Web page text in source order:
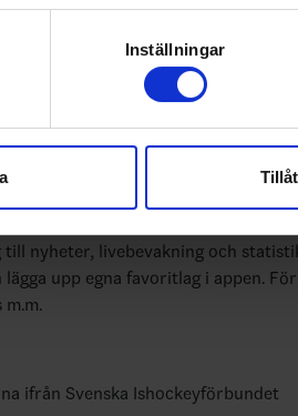
genom att aktivt skanna den för
dina personliga uppgifter behandlas
när som helst från cookie-
för att anpassa innehållet
vår trafik. Vi vidarebefordrar
annons- och analysföretag som
som du har tillhandahållit eller som
Inställningar
officiella app
till nyheter, livebevakning och
upp egna favoritlag i appen.
ifrån Svenska Ishockeyförbundet